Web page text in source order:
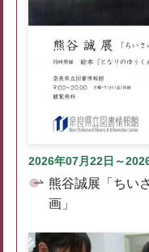
2026年07月22日～
熊谷誠展「ちい
画」